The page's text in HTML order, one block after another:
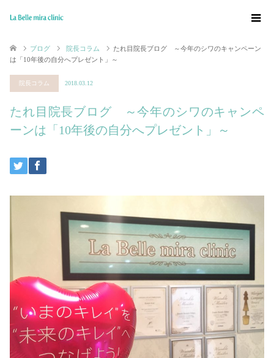
ブログ 院長コラム
たれ目院長ブログ ～今年のシワのキャンペーン
は「10年後の自分へプレゼント」～
院長コラム 2018.03.12
たれ目院長ブログ ～今年のシワのキャンペ
ーンは「10年後の自分へプレゼント」～